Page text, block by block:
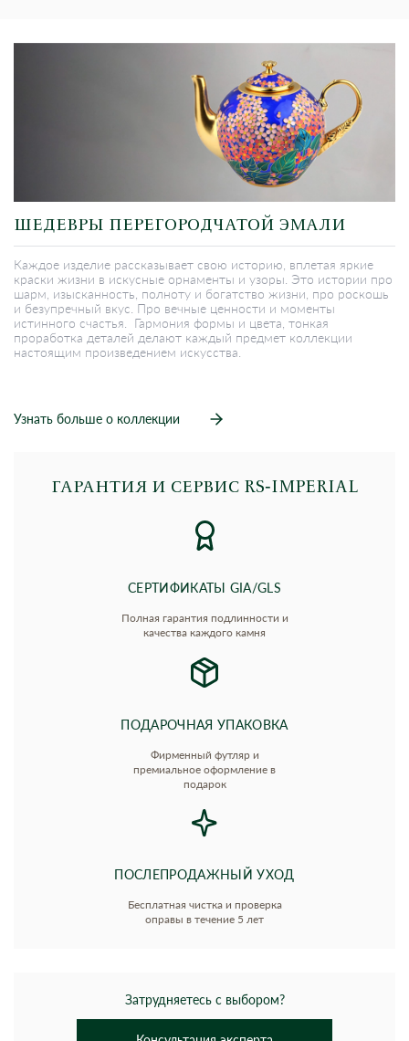
ШЕДЕВРЫ ПЕРЕГОРОДЧАТОЙ ЭМАЛИ
Каждое изделие рассказывает свою историю, вплетая яркие
краски жизни в искусные орнаменты и узоры. Это истории про
шарм, изысканность, полноту и богатство жизни, про роскошь
и безупречный вкус. Про вечные ценности и моменты
истинного счастья. Гармония формы и цвета, тонкая
проработка деталей делают каждый предмет коллекции
настоящим произведением искусства.
Узнать больше о коллекции
ГАРАНТИЯ И СЕРВИС RS‑IMPERIAL
СЕРТИФИКАТЫ GIA/GLS
Полная гарантия подлинности и
качества каждого камня
ПОДАРОЧНАЯ УПАКОВКА
Фирменный футляр и
премиальное оформление в
подарок
ПОСЛЕПРОДАЖНЫЙ УХОД
Бесплатная чистка и проверка
оправы в течение 5 лет
Затрудняетесь с выбором?